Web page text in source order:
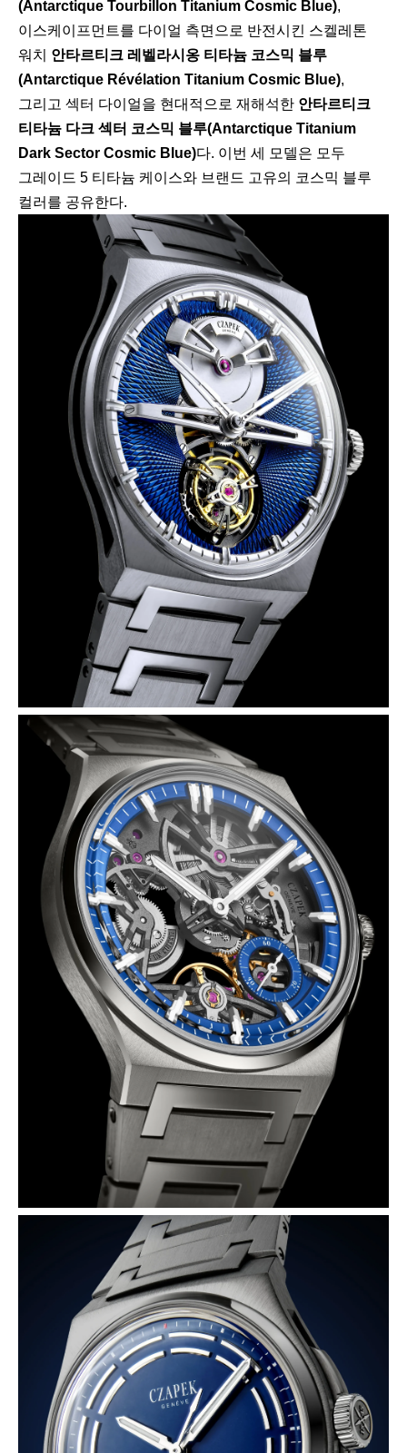
(Antarctique Tourbillon Titanium Cosmic Blue),
이스케이프먼트를 다이얼 측면으로 반전시킨 스켈레톤
워치 안타르티크 레벨라시옹 티타늄 코스믹 블루
(Antarctique Révélation Titanium Cosmic Blue),
그리고 섹터 다이얼을 현대적으로 재해석한 안타르티크
티타늄 다크 섹터 코스믹 블루(Antarctique Titanium
Dark Sector Cosmic Blue)다. 이번 세 모델은 모두
그레이드 5 티타늄 케이스와 브랜드 고유의 코스믹 블루
컬러를 공유한다.